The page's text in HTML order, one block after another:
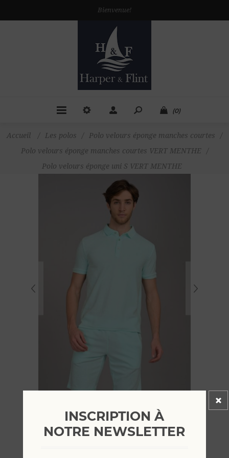
Bienvenue!
(0)
Accueil / Les polos / Polo velours éponge manches courtes
/
Polo velours éponge manches courtes VERT MENTHE
/
Polo velours éponge uni S VERT MENTHE
INSCRIPTION À
NOTRE NEWSLETTER